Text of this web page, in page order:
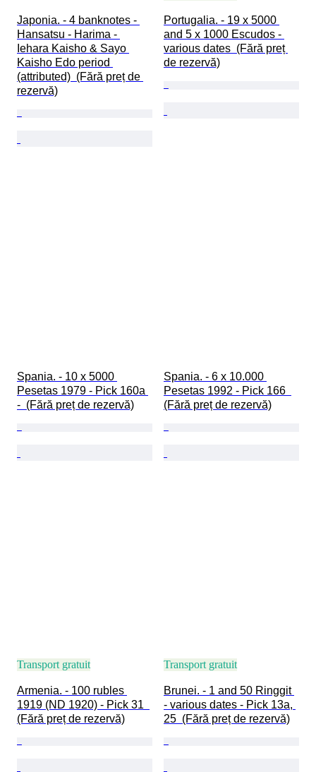
Japonia. - 4 banknotes -
Hansatsu - Harima -
Iehara Kaisho & Sayo
Kaisho Edo period
(attributed)  (Fără preț de
rezervă)
Portugalia. - 19 x 5000
and 5 x 1000 Escudos -
various dates  (Fără preț
de rezervă)
Spania. - 10 x 5000
Pesetas 1979 - Pick 160a
-  (Fără preț de rezervă)
Spania. - 6 x 10.000
Pesetas 1992 - Pick 166
(Fără preț de rezervă)
Transport gratuit
Armenia. - 100 rubles
1919 (ND 1920) - Pick 31
(Fără preț de rezervă)
Transport gratuit
Brunei. - 1 and 50 Ringgit
- various dates - Pick 13a,
25  (Fără preț de rezervă)